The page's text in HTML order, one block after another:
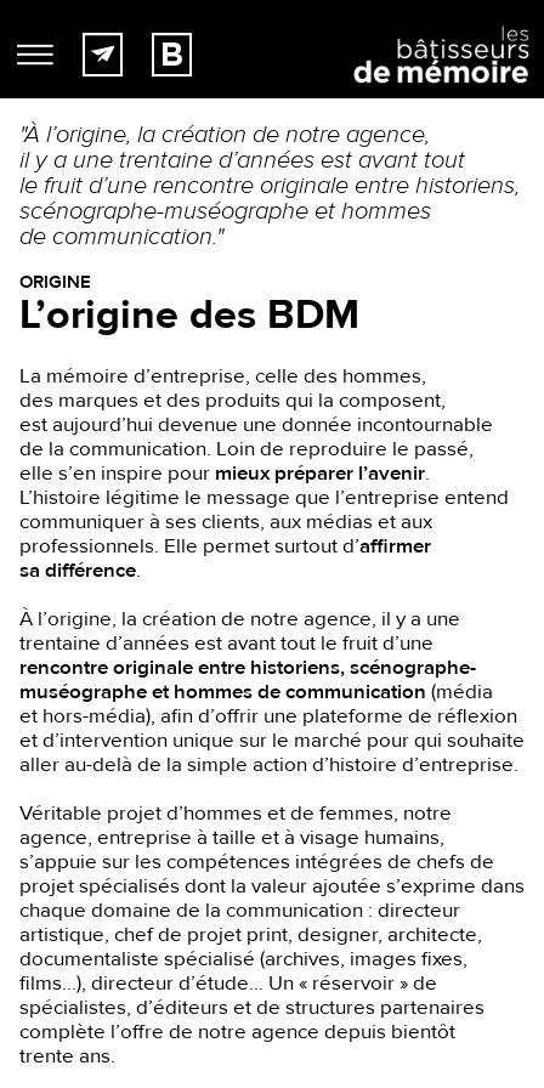
"À l’origine, la création de notre agence,
il y a une trentaine d’années est avant tout
le fruit d’une rencontre originale entre historiens,
scénographe-muséographe et hommes
de communication."
ORIGINE
L’origine des BDM
La mémoire d’entreprise, celle des hommes,
des marques et des produits qui la composent,
est aujourd’hui devenue une donnée incontournable
de la communication. Loin de reproduire le passé,
elle s’en inspire pour mieux préparer l’avenir.
L’histoire légitime le message que l’entreprise entend
communiquer à ses clients, aux médias et aux
professionnels. Elle permet surtout d’affirmer
sa différence.
À l’origine, la création de notre agence, il y a une
trentaine d’années est avant tout le fruit d’une
rencontre originale entre historiens, scénographe-
muséographe et hommes de communication (média
et hors-média), afin d’offrir une plateforme de réflexion
et d’intervention unique sur le marché pour qui souhaite
aller au-delà de la simple action d’histoire d’entreprise.
Véritable projet d’hommes et de femmes, notre
agence, entreprise à taille et à visage humains,
s’appuie sur les compétences intégrées de chefs de
projet spécialisés dont la valeur ajoutée s’exprime dans
chaque domaine de la communication : directeur
artistique, chef de projet print, designer, architecte,
documentaliste spécialisé (archives, images fixes,
films…), directeur d’étude… Un « réservoir » de
spécialistes, d’éditeurs et de structures partenaires
complète l’offre de notre agence depuis bientôt
trente ans.